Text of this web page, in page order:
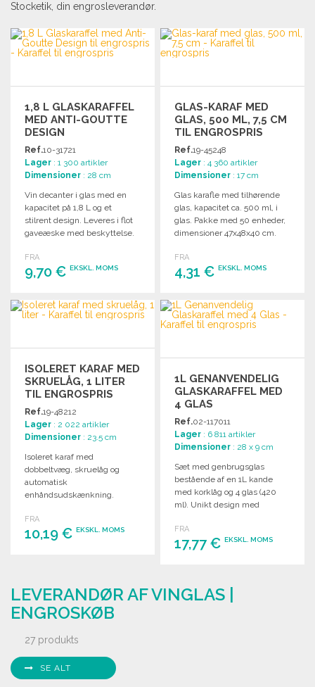
Stocketik, din engrosleverandør.
1,8 L GLASKARAFFEL
MED ANTI-GOUTTE
DESIGN
Ref.10-31721
Lager : 1 300 artikler
Dimensioner : 28 cm
Vin decanter i glas med en
kapacitet på 1,8 L og et
stilrent design. Leveres i flot
gaveæske med beskyttelse.
FRA
9,70 € EKSKL. MOMS
BESTIL
GLAS-KARAF MED
GLAS, 500 ML, 7,5 CM
TIL ENGROSPRIS
Ref.19-45248
Lager : 4 360 artikler
Dimensioner : 17 cm
Glas karafle med tilhørende
glas, kapacitet ca. 500 ml, i
glas. Pakke med 50 enheder,
dimensioner 47x48x40 cm.
FRA
4,31 €EKSKL. MOMS
BESTIL
Anmod om et tilbud
ISOLERET KARAF MED
SKRUELÅG, 1 LITER
TIL ENGROSPRIS
Ref.19-48212
Lager : 2 022 artikler
Dimensioner : 23.5 cm
Isoleret karaf med
dobbeltvæg, skruelåg og
automatisk
enhåndsudskænkning.
gaveæske.
FRA
10,19 € EKSKL. MOMS
1L GENANVENDELIG
GLASKARAFFEL MED
4 GLAS
Ref.02-117011
Lager : 6 811 artikler
Dimensioner : 28 x 9 cm
Sæt med genbrugsglas
bestående af en 1L kande
med korklåg og 4 glas (420
ml). Unikt design med
FRA
17,77 €EKSKL. MOMS
Anmod om et tilbud
LEVERANDØR AF VINGLAS |
ENGROSKØB
27 produkts
SE ALT